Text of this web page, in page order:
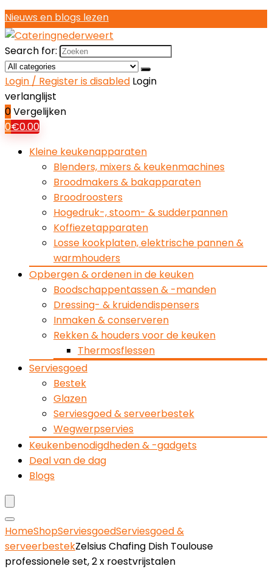
Nieuws en blogs lezen
Search for:
Login / Register is disabled Login
verlanglijst
0Vergelijken
0€0.00
Kleine keukenapparaten
Blenders, mixers & keukenmachines
Broodmakers & bakapparaten
Broodroosters
Hogedruk-, stoom- & sudderpannen
Koffiezetapparaten
Losse kookplaten, elektrische pannen &
warmhouders
Opbergen & ordenen in de keuken
Boodschappentassen & -manden
Dressing- & kruidendispensers
Inmaken & conserveren
Rekken & houders voor de keuken
Thermosflessen
Serviesgoed
Bestek
Glazen
Serviesgoed & serveerbestek
Wegwerpservies
Keukenbenodigdheden & -gadgets
Deal van de dag
Blogs
HomeShopServiesgoedServiesgoed &
serveerbestekZelsius Chafing Dish Toulouse
professionele set, 2 x roestvrijstalen